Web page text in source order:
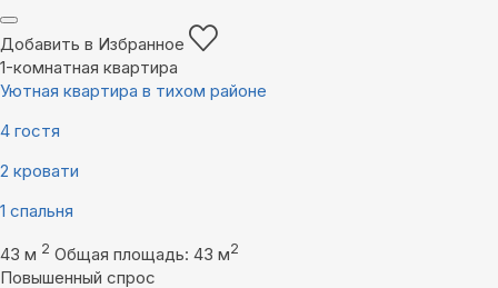
Добавить в Избранное
1-комнатная квартира
Уютная квартира в тихом районе
4 гостя
2 кровати
1 спальня
43 м 2 Общая площадь: 43 м2
Повышенный спрос